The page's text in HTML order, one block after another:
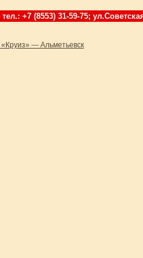
+7 (8553) 31-59-75;
— Альметьевск